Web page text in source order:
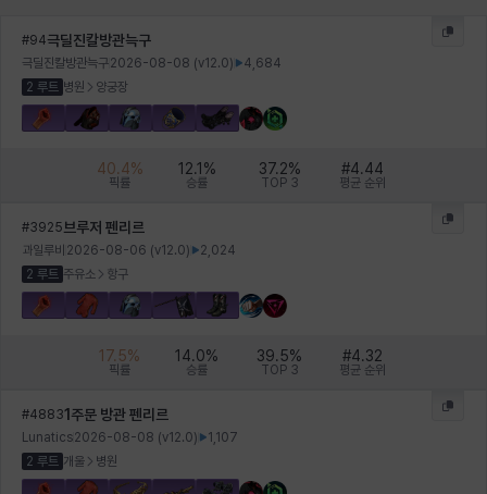
윌리엄 유민 이바
이슈트반 이안 일레븐 자히르
케네스
코렐라인 크레이버 클로에 키아라
헤이즈 헨리 현우 혜진
#94극딜진칼방관늑구
극딜진칼방관늑구2026-08-08 (v12.0)
4,684
2 루트 병원 양궁장
40.4%
픽률
12.1 %
승률
37.2%
TOP 3
#4.44
평균 순위
#3925 브루저 펜리르
과일루비 2026-08-06 (v12.0)
2,024
2 루트 주유소 항구
17.5%
픽률
14.0%
승률
39.5%
TOP 3
#4.32
평균 순위
#48831주문 방관 펜리르
Lunatics2026-08-08 (v12.0)
1,107
2 루트 개울 병원